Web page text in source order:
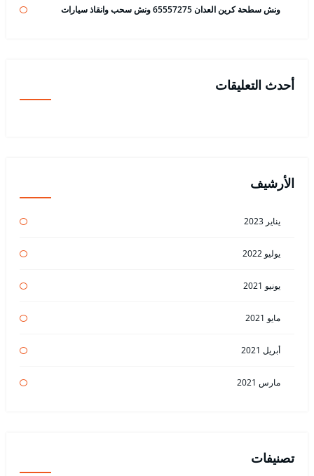
ونش سطحة كرين العدان 65557275 ونش سحب وانقاذ سيارات
أحدث التعليقات
الأرشيف
يناير 2023
يوليو 2022
يونيو 2021
مايو 2021
أبريل 2021
مارس 2021
تصنيفات